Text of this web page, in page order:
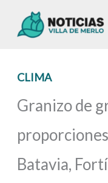
CLIMA
Granizo de
Batavia,